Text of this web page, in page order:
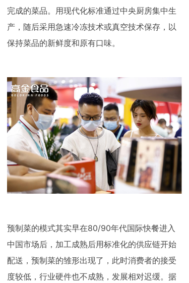
完成的菜品。用现代化标准通过中央厨房集中生
产，随后采用急速冷冻技术或真空技术保存，以
保持菜品的新鲜度和原有口味。
预制菜的模式其实早在80/90年代国际快餐进入
中国市场后，加工成熟后用标准化的供应链开始
配送，预制菜的雏形出现了，此时消费者的接受
度较低，行业硬件也不成熟，发展相对迟缓。据